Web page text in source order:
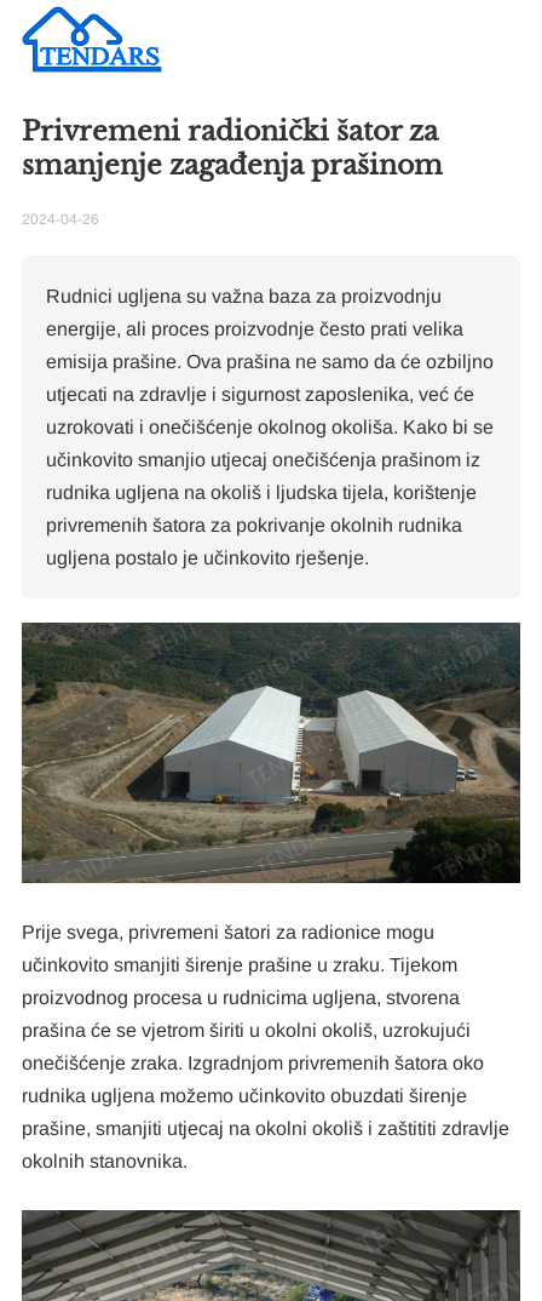
Privremeni radionički šator za
smanjenje zagađenja prašinom
2024-04-26
Rudnici ugljena su važna baza za proizvodnju
energije, ali proces proizvodnje često prati velika
emisija prašine. Ova prašina ne samo da će ozbiljno
utjecati na zdravlje i sigurnost zaposlenika, već će
uzrokovati i onečišćenje okolnog okoliša. Kako bi se
učinkovito smanjio utjecaj onečišćenja prašinom iz
rudnika ugljena na okoliš i ljudska tijela, korištenje
privremenih šatora za pokrivanje okolnih rudnika
ugljena postalo je učinkovito rješenje.
Prije svega, privremeni šatori za radionice mogu
učinkovito smanjiti širenje prašine u zraku. Tijekom
proizvodnog procesa u rudnicima ugljena, stvorena
prašina će se vjetrom širiti u okolni okoliš, uzrokujući
onečišćenje zraka. Izgradnjom privremenih šatora oko
rudnika ugljena možemo učinkovito obuzdati širenje
prašine, smanjiti utjecaj na okolni okoliš i zaštititi zdravlje
okolnih stanovnika.